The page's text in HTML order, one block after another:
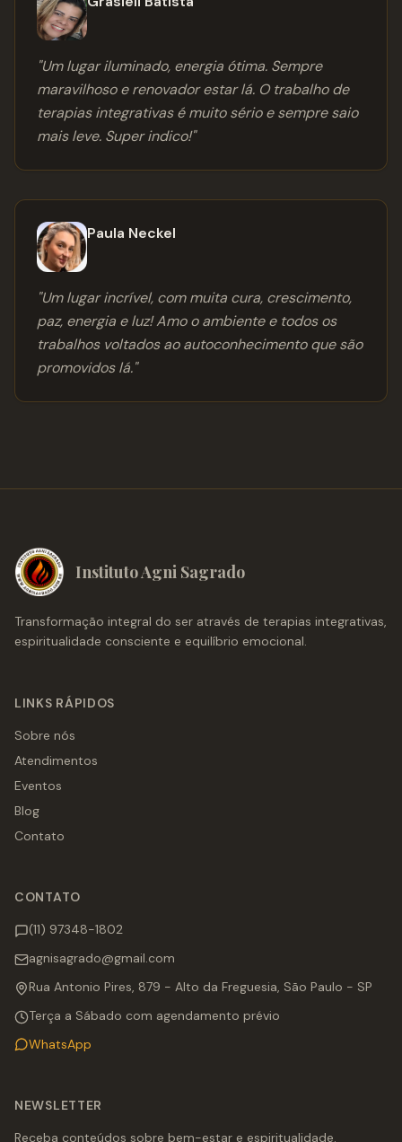
"Um lugar iluminado, energia ótima. Sempre
maravilhoso e renovador estar lá. O trabalho de
terapias integrativas é muito sério e sempre saio
mais leve. Super indico!"
Paula Neckel
"Um lugar incrível, com muita cura, crescimento,
paz, energia e luz! Amo o ambiente e todos os
trabalhos voltados ao autoconhecimento que são
promovidos lá."
Instituto Agni Sagrado
Transformação integral do ser através de terapias integrativas,
espiritualidade consciente e equilíbrio emocional.
LINKS RÁPIDOS
Sobre nós
Atendimentos
Eventos
Blog
Contato
CONTATO
(11) 97348-1802
agnisagrado@gmail.com
Rua Antonio Pires, 879 - Alto da Freguesia, São Paulo - SP
Terça a Sábado com agendamento prévio
WhatsApp
NEWSLETTER
Receba conteúdos sobre bem-estar e espiritualidade.